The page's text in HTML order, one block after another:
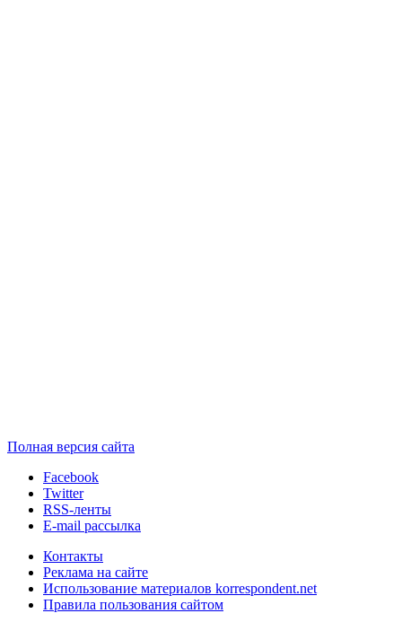
Полная версия сайта
Facebook
Twitter
RSS-ленты
E-mail рассылка
Контакты
Реклама на сайте
Использование материалов korrespondent.net
Правила пользования сайтом